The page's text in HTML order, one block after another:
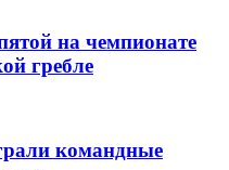
на чемпионате
гребле
командные